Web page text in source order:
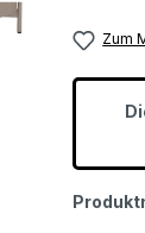
Zum